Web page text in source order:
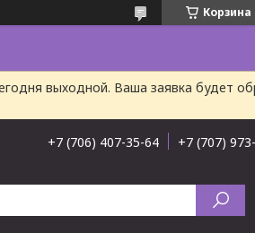
Корзина
выходной. Ваша заявка будет
+7 (706) 407-35-64 +7 (707)